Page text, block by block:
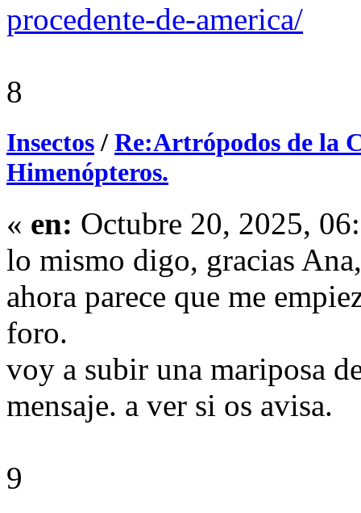
procedente-de-america/
8
Insectos / Re:Artrópodos de la
Himenópteros.
« en: Octubre 20, 2025,
lo mismo digo, gracias Ana,
ahora parece que me
foro.
voy a subir una mariposa
mensaje. a ver si os avisa.
9